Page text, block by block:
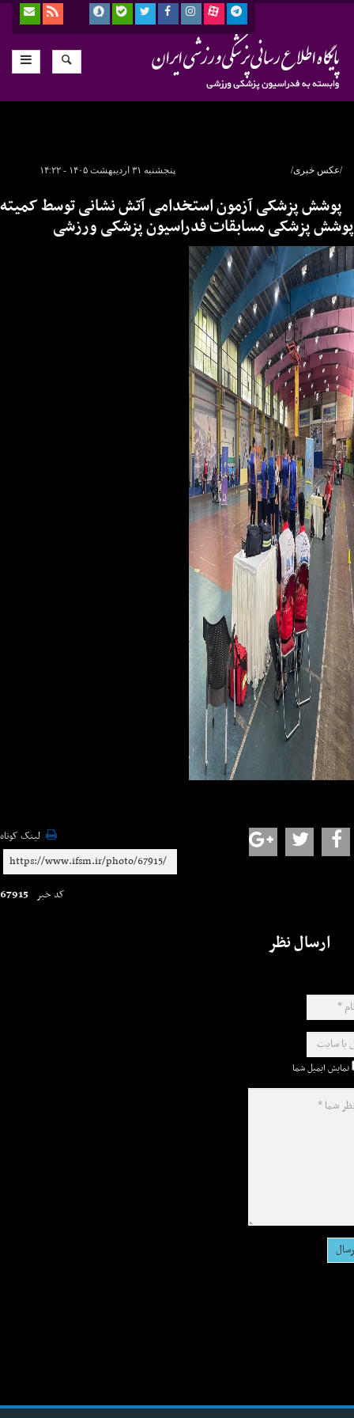
پنجشنبه ۳۱ اردیبهشت ۱۴۰۵ - ۱۴:۲۲ /عکس خبری/
پوشش پزشکی آزمون استخدامی آتش نشانی توسط کمیته
پوشش پزشکی مسابقات فدراسیون پزشکی ورزشی
لینک کوتاه
کد خبر 67915
ارسال نظر
نمایش ایمیل شما